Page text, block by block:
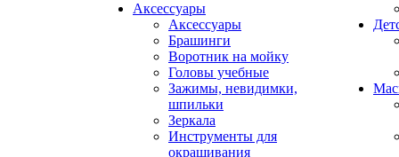
Аксессуары
Аксессуары
Брашинги
Воротник на мойку
Головы учебные
Зажимы, невидимки,
шпильки
Зеркала
Инструменты для
окрашивания